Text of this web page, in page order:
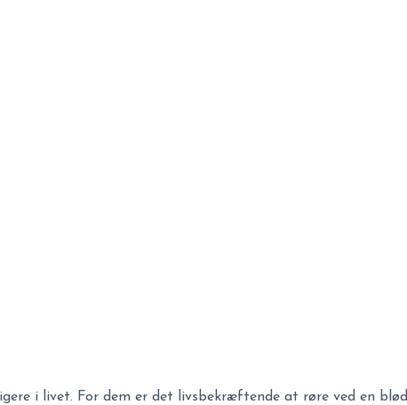
i livet. For dem er det livsbekræftende at røre ved en blød